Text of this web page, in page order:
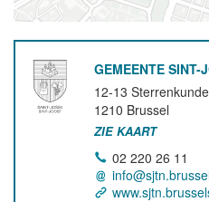
GEMEENTE SINT-
12-13
1210 Brussel
ZIE KAART
02 220 26 11